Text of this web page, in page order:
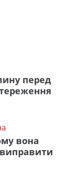
перед
вона